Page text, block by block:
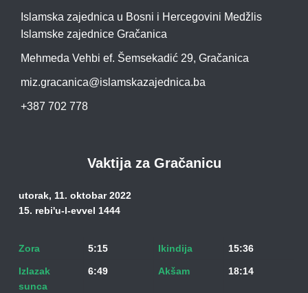
Islamska zajednica u Bosni i Hercegovini Medžlis
Islamske zajednice Gračanica
Mehmeda Vehbi ef. Šemsekadić 29, Gračanica
miz.gracanica@islamskazajednica.ba
+387 702 778
Vaktija za Gračanicu
utorak, 11. oktobar 2022
15. rebi'u-l-evvel 1444
Zora 5:15 Ikindija 15:36
Izlazak
sunca
6:49 Akšam 18:14